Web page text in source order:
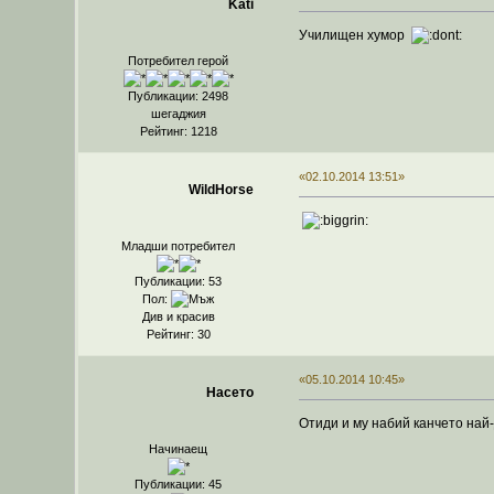
Kati
Потребител герой
Публикации: 2498
шегаджия
Рейтинг: 1218
Училищен хумор
WildHorse
Младши потребител
Публикации: 53
Пол:
Див и красив
Рейтинг: 30
«02.10.2014 13:51»
Насето
Начинаещ
Публикации: 45
«05.10.2014 10:45»
Отиди и му набий канчето